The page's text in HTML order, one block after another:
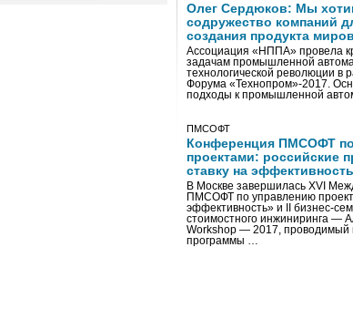
Олег Сердюков: Мы
содружество компаний
создания продукта
Ассоциация «НППА» провела
задачам промышленной
технологической революции в
Форума «Технопром»-2017.
подходы к промышленной
ПМСОФТ
Конференция ПМСОФТ
проектами: российские
ставку на эффективность
В Москве завершилась XVI
ПМСОФТ по управлению
эффективность» и II бизнес-
стоимостного инжиниринга —
Workshop — 2017, проводимый
программы …